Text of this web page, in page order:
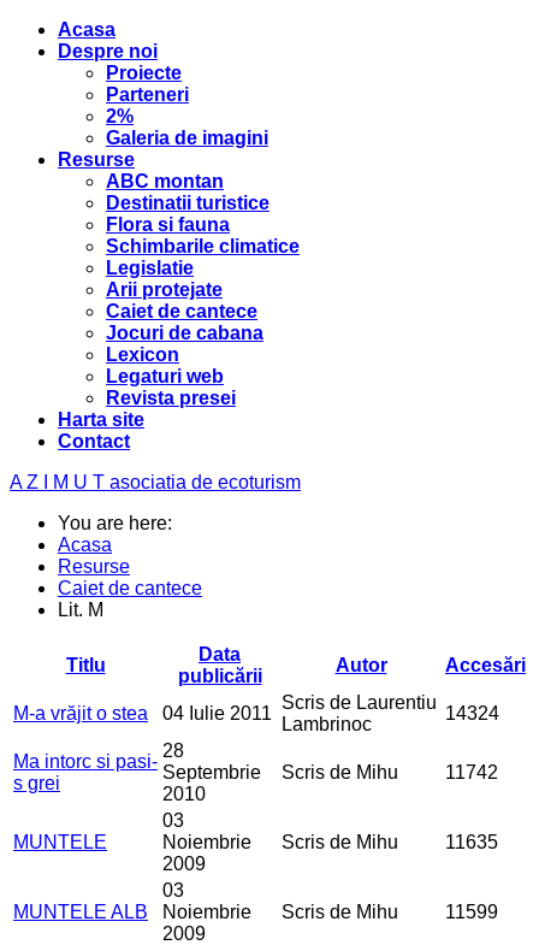
Acasa
Despre noi
Proiecte
Parteneri
2%
Galeria de imagini
Resurse
ABC montan
Destinatii turistice
Flora si fauna
Schimbarile climatice
Legislatie
Arii protejate
Caiet de cantece
Jocuri de cabana
Lexicon
Legaturi web
Revista presei
Harta site
Contact
A Z I M U T asociatia de ecoturism
You are here:
Acasa
Resurse
Caiet de cantece
Lit. M
Titlu
Data
publicării
Autor Accesări
M-a vrăjit o stea 04 Iulie 2011
Scris de Laurentiu
Lambrinoc
14324
Ma intorc si pasi-
s grei
28
Septembrie
2010
Scris de Mihu 11742
MUNTELE
03
Noiembrie
2009
Scris de Mihu 11635
MUNTELE ALB
03
Noiembrie
2009
Scris de Mihu 11599